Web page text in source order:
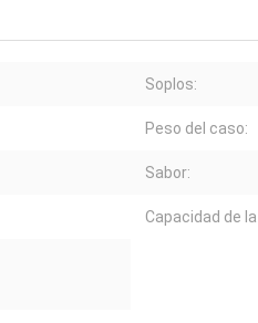
Soplos:
Peso del caso:
Sabor:
Capacidad de